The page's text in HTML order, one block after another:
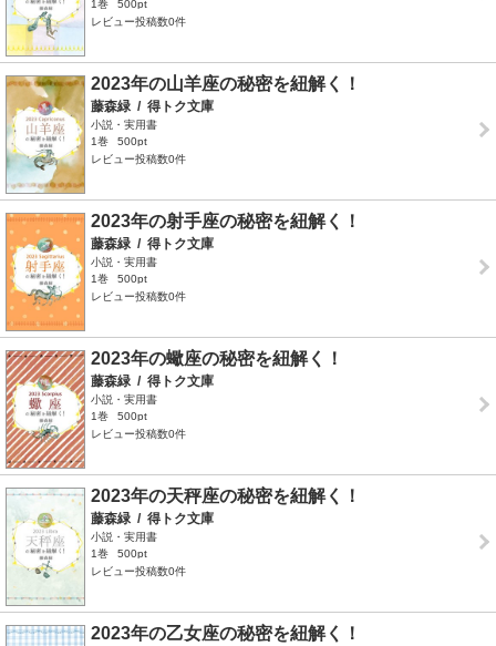
1巻
500pt
レビュー投稿数0件
2023年の山羊座の秘密を紐解く！
藤森緑 / 得トク文庫
小説・実用書
1巻
500pt
レビュー投稿数0件
2023年の射手座の秘密を紐解く！
藤森緑 / 得トク文庫
小説・実用書
1巻
500pt
レビュー投稿数0件
2023年の蠍座の秘密を紐解く！
藤森緑 / 得トク文庫
小説・実用書
1巻
500pt
レビュー投稿数0件
2023年の天秤座の秘密を紐解く！
藤森緑 / 得トク文庫
小説・実用書
1巻
500pt
レビュー投稿数0件
2023年の乙女座の秘密を紐解く！